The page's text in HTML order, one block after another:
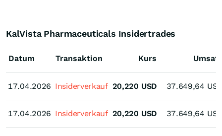
KalVista Pharmaceuticals Insidertrades
Datum
17.04.2026
17.04.2026
Transaktion Kurs Umsatz
17.04.2026 Insiderverkauf 20,220 USD 37.649,64
17.04.2026 Insiderverkauf 20,220 USD 37.649,64